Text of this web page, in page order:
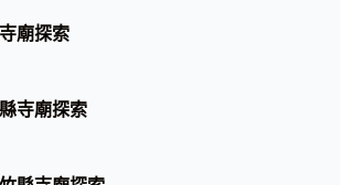
廟探索
寺廟探索